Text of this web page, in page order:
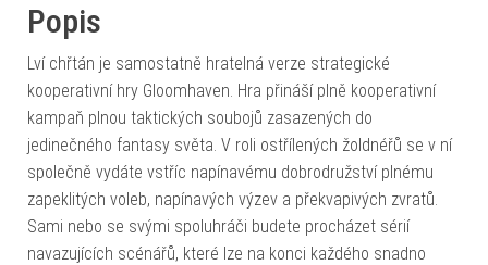
Popis
Lví chřtán je samostatně hratelná verze strategické
kooperativní hry Gloomhaven. Hra přináší plně kooperativní
kampaň plnou taktických soubojů zasazených do
jedinečného fantasy světa. V roli ostřílených žoldnéřů se v ní
společně vydáte vstříc napínavému dobrodružství plnému
zapeklitých voleb, napínavých výzev a překvapivých zvratů.
Sami nebo se svými spoluhráči budete procházet sérií
navazujících scénářů, které lze na konci každého snadno